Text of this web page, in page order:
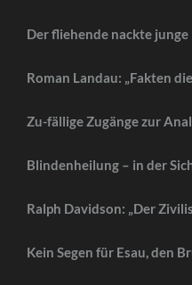
Der fliehende nackte junge
Roman Landau: „Fakten
Zu-fällige Zugänge zur
Blindenheilung – in der
Ralph Davidson: „Der
Kein Segen für Esau, den